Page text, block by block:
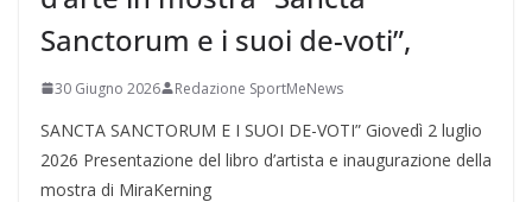
Sanctorum e i suoi de-voti”,
30 Giugno 2026 Redazione SportMeNews
SANCTA SANCTORUM E I SUOI DE-VOTI” Giovedì 2 luglio
2026 Presentazione del libro d’artista e inaugurazione della
mostra di MiraKerning